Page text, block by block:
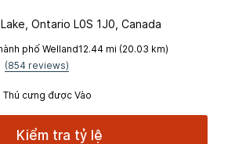
Ontario L0S 1J0, Canada
phố Welland12.44 mi (20.03 km)
(854 reviews)
Thú cưng được Vào
Kiểm tra tỷ lệ